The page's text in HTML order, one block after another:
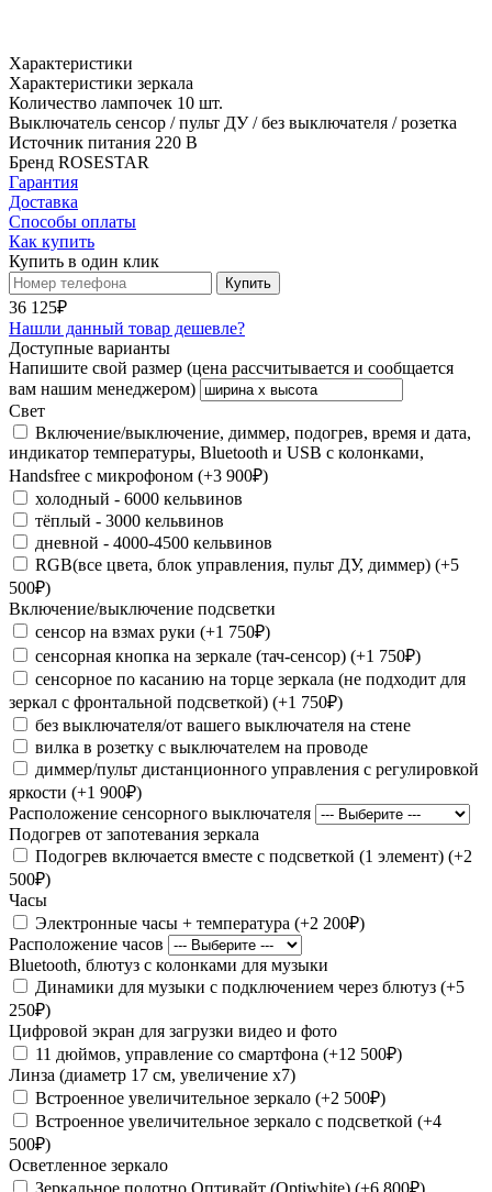
Характеристики
Характеристики зеркала
Количество лампочек 10 шт.
Выключатель сенсор / пульт ДУ / без выключателя / розетка
Источник питания 220 В
Бренд ROSESTAR
Гарантия
Доставка
Способы оплаты
Как купить
Купить в один клик
Купить
36 125₽
Нашли данный товар дешевле?
Доступные варианты
Напишите свой размер (цена рассчитывается и сообщается
вам нашим менеджером)
Свет
Включение/выключение, диммер, подогрев, время и дата,
индикатор температуры, Bluetooth и USB с колонками,
Handsfree с микрофоном (+3 900₽)
холодный - 6000 кельвинов
тёплый - 3000 кельвинов
дневной - 4000-4500 кельвинов
RGB(все цвета, блок управления, пульт ДУ, диммер) (+5
500₽)
Включение/выключение подсветки
сенсор на взмах руки (+1 750₽)
сенсорная кнопка на зеркале (тач-сенсор) (+1 750₽)
сенсорное по касанию на торце зеркала (не подходит для
зеркал с фронтальной подсветкой) (+1 750₽)
без выключателя/от вашего выключателя на стене
вилка в розетку с выключателем на проводе
диммер/пульт дистанционного управления с регулировкой
яркости (+1 900₽)
Расположение сенсорного выключателя
Подогрев от запотевания зеркала
Подогрев включается вместе с подсветкой (1 элемент) (+2
500₽)
Часы
Электронные часы + температура (+2 200₽)
Расположение часов
Bluetooth, блютуз с колонками для музыки
Динамики для музыки с подключением через блютуз (+5
250₽)
Цифровой экран для загрузки видео и фото
11 дюймов, управление со смартфона (+12 500₽)
Линза (диаметр 17 см, увеличение х7)
Встроенное увеличительное зеркало (+2 500₽)
Встроенное увеличительное зеркало с подсветкой (+4
500₽)
Осветленное зеркало